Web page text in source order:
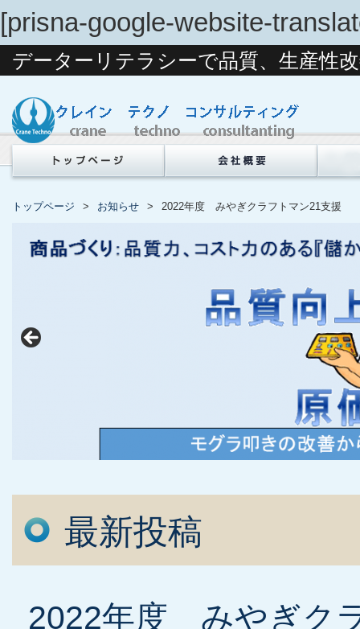
[prisna-google-website-
データーリテラシーで品質、生産性
トップページ お知らせ 2022年度 みやぎクラフトマン21支援
最新投稿
2022年度 みやぎ